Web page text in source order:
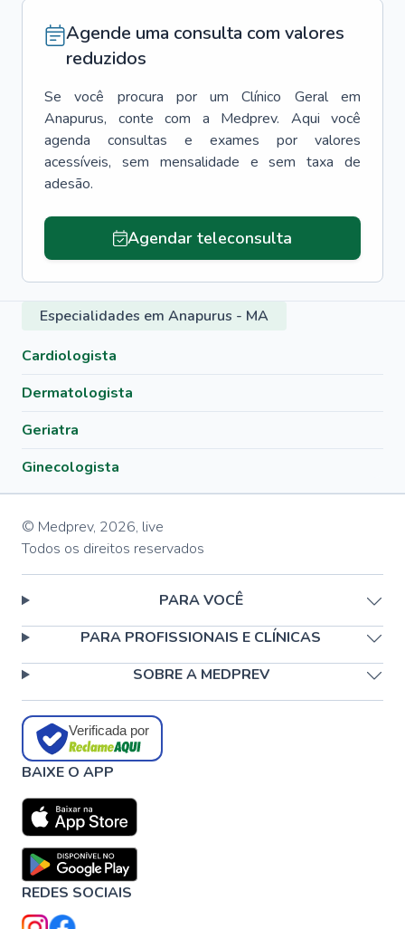
Agende uma consulta com valores
reduzidos
Se você procura por um Clínico Geral
em
Anapurus, conte com a Medprev. Aqui você
agenda consultas e exames por valores
acessíveis, sem mensalidade e sem taxa de
adesão.
Agendar teleconsulta
Especialidades em Anapurus - MA
Cardiologista
Dermatologista
Geriatra
Ginecologista
© Medprev, 2026, live
Todos os direitos reservados
PARA VOCÊ
PARA PROFISSIONAIS E CLÍNICAS
SOBRE A MEDPREV
Verificada por
BAIXE O APP
REDES SOCIAIS